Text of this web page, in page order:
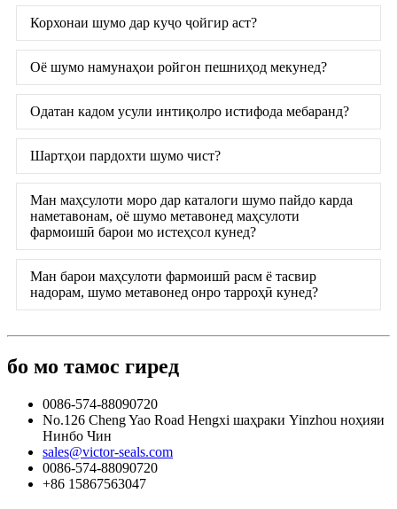
Корхонаи шумо дар куҷо ҷойгир аст?
Оё шумо намунаҳои ройгон пешниҳод мекунед?
Одатан кадом усули интиқолро истифода мебаранд?
Шартҳои пардохти шумо чист?
Ман маҳсулоти моро дар каталоги шумо пайдо карда
наметавонам, оё шумо метавонед маҳсулоти
фармоишӣ барои мо истеҳсол кунед?
Ман барои маҳсулоти фармоишӣ расм ё тасвир
надорам, шумо метавонед онро тарроҳӣ кунед?
бо мо тамос гиред
0086-574-88090720
No.126 Cheng Yao Road Hengxi шаҳраки Yinzhou ноҳияи
Нинбо Чин
sales@victor-seals.com
0086-574-88090720
+86 15867563047